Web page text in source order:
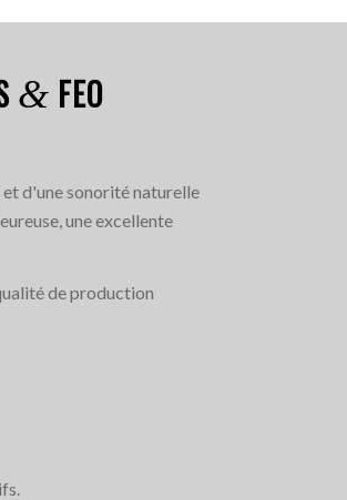
& FEO
d'une sonorité naturelle
une excellente
de production